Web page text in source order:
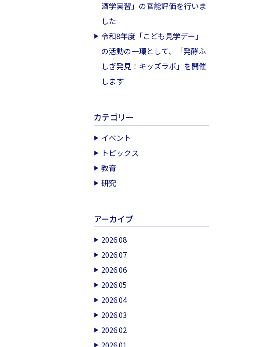
酒学実習」の官能評価を行いま
した
令和8年度「こども見学デー」
の活動の一環として、「発酵ふ
しぎ発見！キッズラボ」を開催
します
カテゴリー
イベント
トピックス
教育
研究
アーカイブ
2026.08
2026.07
2026.06
2026.05
2026.04
2026.03
2026.02